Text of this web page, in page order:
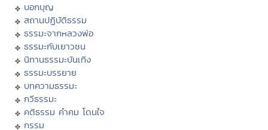
บอกบุญ
สถานปฏิบัติธรรม
ธรรมะจากหลวงพ่อ
ธรรมะกับเยาวชน
นิทานธรรมะบันเทิง
ธรรมะบรรยาย
บทความธรรมะ
กวีธรรมะ
คติธรรม คำคม โดนใจ
กรรม